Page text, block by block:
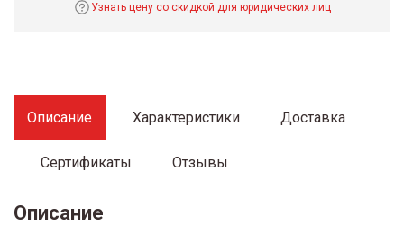
Узнать цену со скидкой для юридических лиц
Описание Характеристики Доставка
Сертификаты Отзывы
Описание